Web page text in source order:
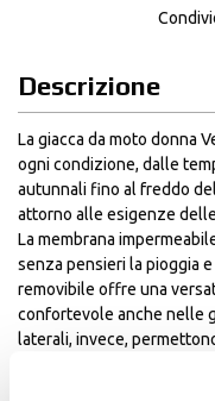
Descrizione
La giacca da moto donna
ogni condizione, dalle
autunnali fino al freddo
attorno alle esigenze
La membrana
senza pensieri la pioggia
removibile offre una
confortevole anche nelle
laterali, invece,
Le protezioni composite,